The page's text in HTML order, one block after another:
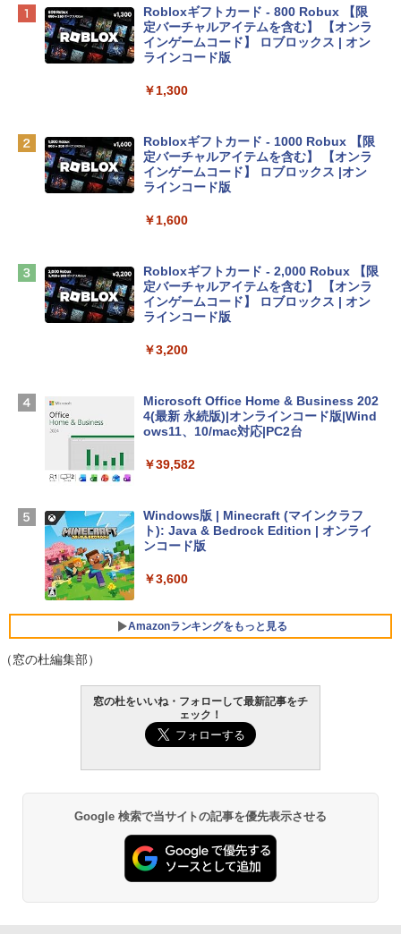
Apple 2026 MacBook Neo A18 Proチッ
プ搭載13インチノートブック：AIとAppl
e Intelligenceのために設計、Liquid Ret
inaディスプレイ、8GBユニファイドメモ
eTime HDカメラ - インディゴ
tomtoc 360°保護 15.6 16インチ パソコ
ンケース Dell NEC Lavie ASUS HP dyna
Apple 2026 MacBook Air M5チップ搭載
13インチノートブック：AIとApple Intell
igence、13.6インチLiquid Retinaディ
TB SSDストレージ、12MPセンターフレ
￥278,800
【Amazon.co.jp限定】 HP ノートパソコ
￥129,800
FMV ノートパソコン WE1-K3 (MS 365 P
VWK3E15W_AZ
Robloxギフトカード - 800 Robux 【限
定バーチャルアイテムを含む】 【オンラ
インゲームコード】 ロブロックス | オン
ラインコード版
￥1,300
Robloxギフトカード - 1000 Robux 【限
定バーチャルアイテムを含む】 【オンラ
インゲームコード】 ロブロックス |オン
ラインコード版
￥1,600
Robloxギフトカード - 2,000 Robux 【限
定バーチャルアイテムを含む】 【オンラ
インゲームコード】 ロブロックス | オン
ラインコード版
￥3,200
Microsoft Office Home & Business 202
4(最新 永続版)|オンラインコード版|Wind
ows11、10/mac対応|PC2台
￥39,582
Windows版 | Minecraft (マインクラフ
ト): Java & Bedrock Edition | オンライ
ンコード版
￥3,600
Amazonランキングをもっと見る
生成AIパスポート公式テキスト 第４版
￥1,766
1冊ですべて身につくHTML & CSSとWe
￥1,292
Amazon Kindle - 目に優しい、かさばら
ない、大きな画面で読みやすい、6週間持
続バッテリー、6インチディスプレイ電子
書籍リーダー、マッチャ、16GB、広告な
￥16,980
Kindle Paperwhite シグニチャーエディ
ション (32GB) 7インチディスプレイ、明
るさ自動調整、色調調節ライト、12週間
ブラック
（窓の杜編集部）
窓の杜をいいね・フォローして最新記事をチ
ェック！
Google 検索で当サイトの記事を優先表示させる